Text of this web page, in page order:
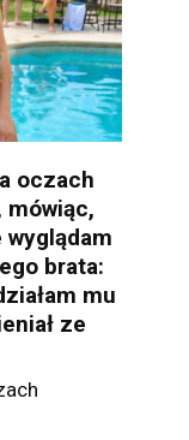
oczach
brata:
mu
ze